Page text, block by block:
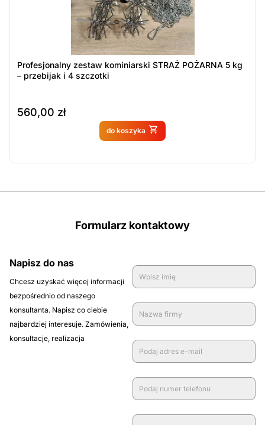
Profesjonalny zestaw kominiarski STRAŻ POŻARNA 5 kg
– przebijak i 4 szczotki
560,00 zł
do koszyka
Produkt dostępny na
Formularz kontaktowy
Napisz do nas
Chcesz uzyskać więcej informacji
bezpośrednio od naszego
konsultanta. Napisz co ciebie
najbardziej interesuje. Zamówienia,
konsultacje, realizacja